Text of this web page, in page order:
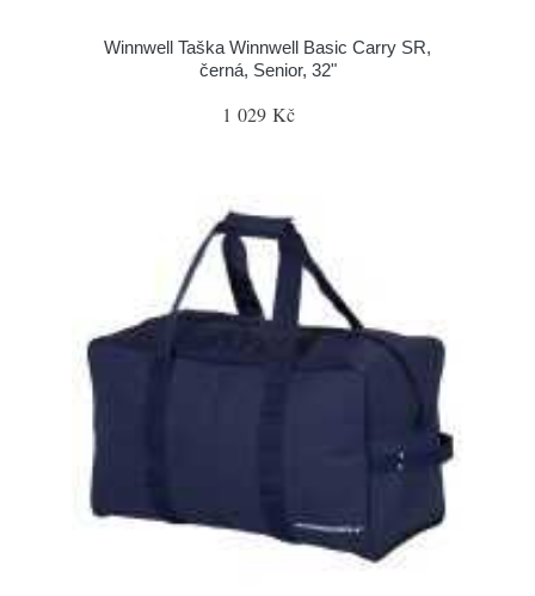
Winnwell Taška Winnwell Basic Carry SR,
černá, Senior, 32"
1 029 Kč